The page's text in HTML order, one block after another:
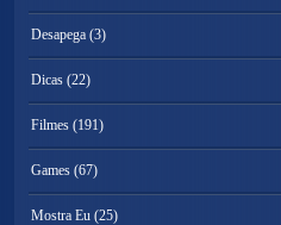
Desapega (3)
Dicas (22)
Filmes (191)
Games (67)
Mostra Eu (25)